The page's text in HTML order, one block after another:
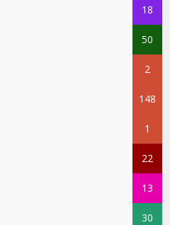
18
50
2
148
1
22
13
30